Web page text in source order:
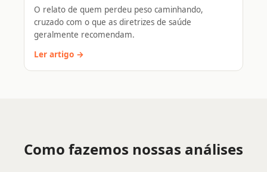
O relato de quem perdeu peso caminhando,
cruzado com o que as diretrizes de saúde
geralmente recomendam.
Ler artigo →
Como fazemos nossas análises